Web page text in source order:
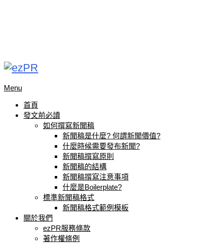
Menu
首頁
發文前必讀
如何撰寫新聞稿
新聞稿是什麼? 何謂新聞價值?
什麼時候需要發布新聞?
新聞稿撰寫原則
新聞稿的結構
新聞稿撰寫注意事項
什麼是Boilerplate?
標準新聞稿格式
新聞稿格式範例模板
關於我們
ezPR服務條款
著作權條例